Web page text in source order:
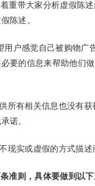
重带大家分析虚假陈
陈述。
用户感觉自己被购物广
要的信息来帮助他们
所有相关信息也没有
诺。
现实或虚假的方式描述
准则，具体要做到以下